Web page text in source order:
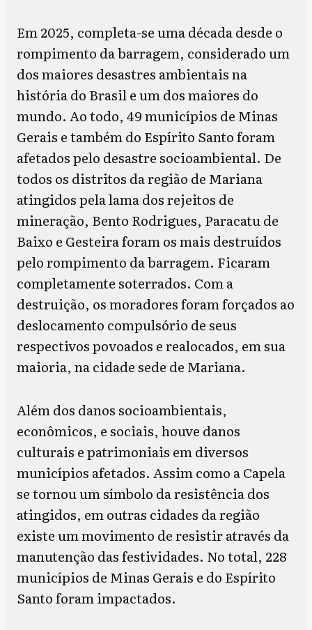
Em 2025, completa-se uma década desde o
rompimento da barragem, considerado um
dos maiores desastres ambientais na
história do Brasil e um dos maiores do
mundo. Ao todo, 49 municípios de Minas
Gerais e também do Espírito Santo foram
afetados pelo desastre socioambiental. De
todos os distritos da região de Mariana
atingidos pela lama dos rejeitos de
mineração, Bento Rodrigues, Paracatu de
Baixo e Gesteira foram os mais destruídos
pelo rompimento da barragem. Ficaram
completamente soterrados. Com a
destruição, os moradores foram forçados ao
deslocamento compulsório de seus
respectivos povoados e realocados, em sua
maioria, na cidade sede de Mariana.
Além dos danos socioambientais,
econômicos, e sociais, houve danos
culturais e patrimoniais em diversos
municípios afetados. Assim como a Capela
se tornou um símbolo da resistência dos
atingidos, em outras cidades da região
existe um movimento de resistir através da
manutenção das festividades. No total, 228
municípios de Minas Gerais e do Espírito
Santo foram impactados.